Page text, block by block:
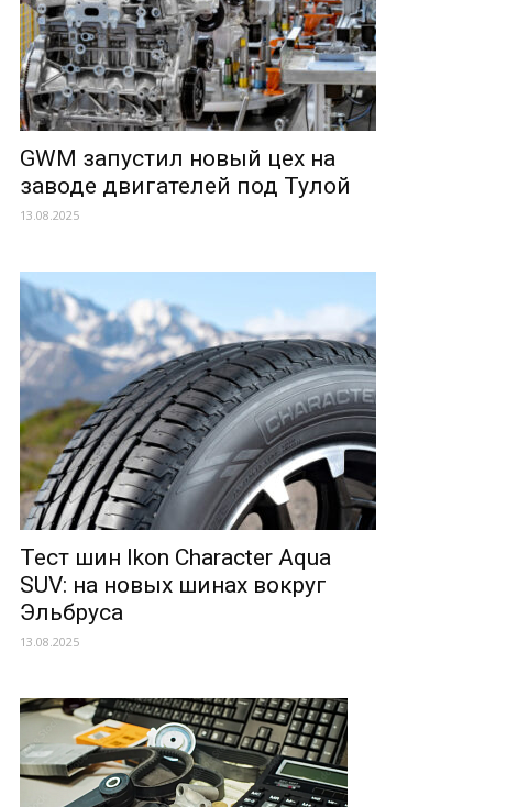
GWM запустил новый цех на
заводе двигателей под Тулой
13.08.2025
Тест шин Ikon Character Aqua
SUV: на новых шинах вокруг
Эльбруса
13.08.2025